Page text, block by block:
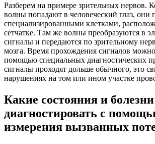
Разберем на примере зрительных нервов.
волны попадают в человеческий глаз, они
специализированными клетками,
сетчатке. Там же волны преобразуются в
сигналы и передаются по зрительному
мозга. Время прохождения сигналов
помощью специальных диагностических
сигналы проходят дольше обычного, это
нарушениях на том или ином участке
Какие состояния и
диагностировать с
измерения вызванных